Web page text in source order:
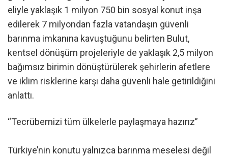
eliyle yaklaşık 1 milyon 750 bin sosyal konut inşa
edilerek 7 milyondan fazla vatandaşın güvenli
barınma imkanına kavuştuğunu belirten Bulut,
kentsel dönüşüm projeleriyle de yaklaşık 2,5 milyon
bağımsız birimin dönüştürülerek şehirlerin afetlere
ve iklim risklerine karşı daha güvenli hale getirildiğini
anlattı.
“Tecrübemizi tüm ülkelerle paylaşmaya hazırız”
Türkiye’nin konutu yalnızca barınma meselesi değil